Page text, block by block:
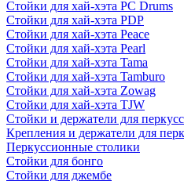
Стойки для хай-хэта PC Drums
Стойки для хай-хэта PDP
Стойки для хай-хэта Peace
Стойки для хай-хэта Pearl
Стойки для хай-хэта Tama
Стойки для хай-хэта Tamburo
Стойки для хай-хэта Zowag
Стойки для хай-хэта TJW
Стойки и держатели для
Крепления и держатели для
Перкуссионные столики
Стойки для бонго
Стойки для джембе